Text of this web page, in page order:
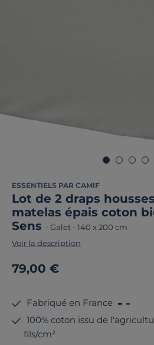
ESSENTIELS PAR CAMIF
Lot de 2 draps housses
matelas épais coton
Sens - Galet - 140 x 200 cm
Voir la description
79,00 €
Fabriqué en France
100% coton issu de
fils/cm²